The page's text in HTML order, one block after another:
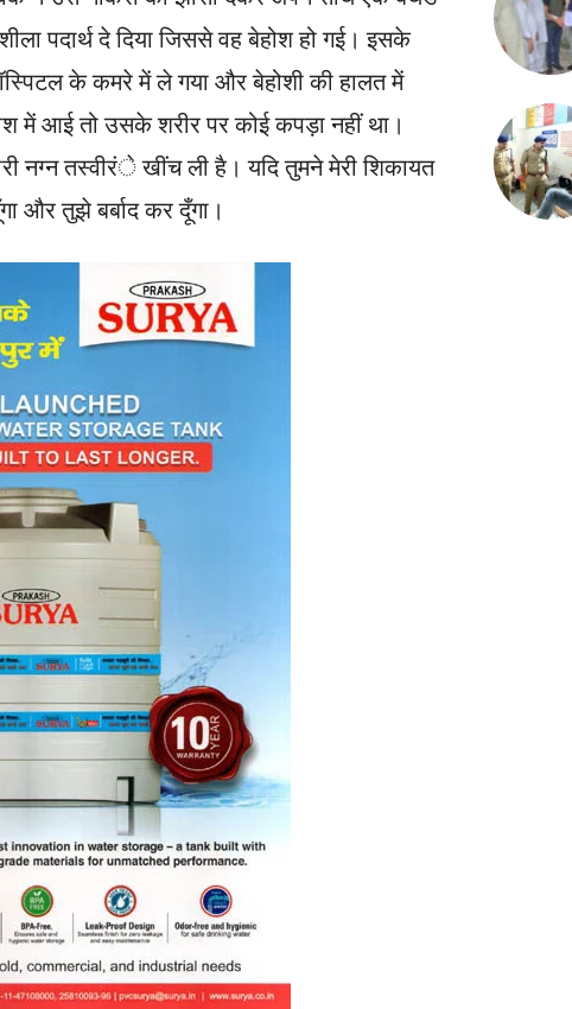
पदार्थ दे दिया जिससे वह बेहोश हो गई। इसके
के कमरे में ले गया और बेहोशी की हालत में
में आई तो उसके शरीर पर कोई कपड़ा नहीं था।
नग्न तस्वीरंे खींच ली है। यदि तुमने मेरी शिकायत
और तुझे बर्बाद कर दूँगा।